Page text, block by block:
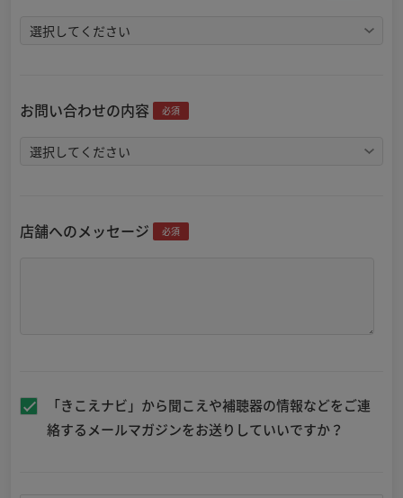
お問い合わせの内容 必須
店舗へのメッセージ 必須
「きこえナビ」から聞こえや補聴器の情報などをご連
絡するメールマガジンをお送りしていいですか？